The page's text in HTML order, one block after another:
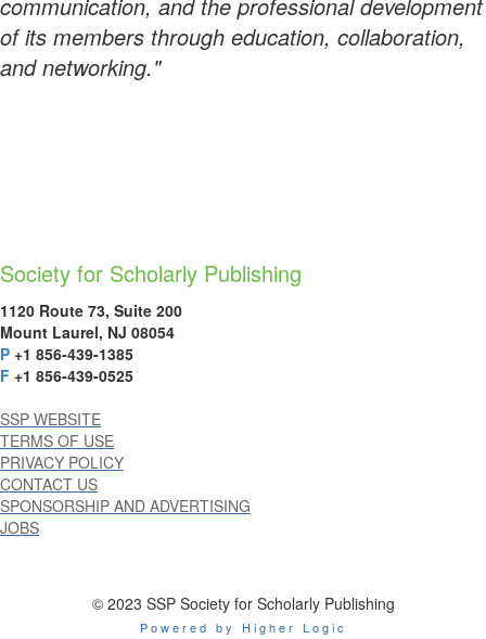
communication, and the professional development
of its members through education, collaboration,
and networking."
Society for Scholarly Publishing
1120 Route 73, Suite 200
Mount Laurel, NJ 08054
P +1 856-439-1385
F +1 856-439-0525
SSP WEBSITE
TERMS OF USE
PRIVACY POLICY
CONTACT US
SPONSORSHIP AND ADVERTISING
JOBS
© 2023 SSP Society for Scholarly Publishing
Powered by Higher Logic